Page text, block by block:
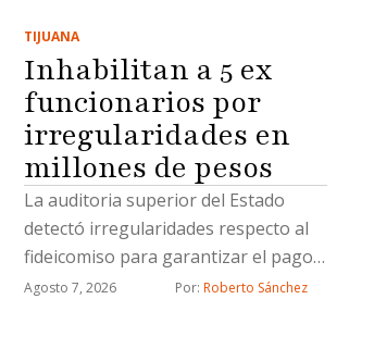
TIJUANA
Inhabilitan a 5 ex
funcionarios por
irregularidades en
millones de pesos
La auditoria superior del Estado
detectó irregularidades respecto al
fideicomiso para garantizar el pago
de indemnizaciones por fallecimiento
Agosto 7, 2026 Por: Roberto Sánchez